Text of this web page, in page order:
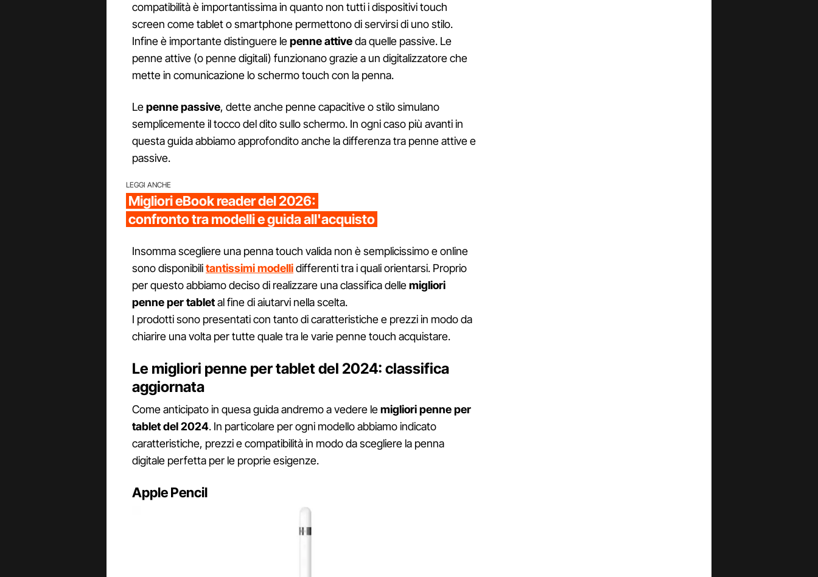
compatibilità è importantissima in quanto non tutti i dispositivi touch
screen come tablet o smartphone permettono di servirsi di uno stilo.
Infine è importante distinguere lepenne attiveda quelle passive. Le
penne attive (o penne digitali) funzionano grazie a un digitalizzatore che
mette in comunicazione lo schermo touch con la penna.
Lepenne passive, dette anche penne capacitive o stilo simulano
semplicemente il tocco del dito sullo schermo. In ogni caso più avanti in
questa guida abbiamo approfondito anche la differenza tra penne attive e
passive.
LEGGI ANCHE
Migliori eBook reader del 2026:
confronto tra modelli e guida all'acquisto
Insomma scegliere una penna touch valida non è semplicissimo e online
sono disponibilitantissimi modellidifferenti tra i quali orientarsi. Proprio
per questo abbiamo deciso di realizzare una classifica dellemigliori
penne per tabletal fine di aiutarvi nella scelta.
I prodotti sono presentati con tanto di caratteristiche e prezzi in modo da
chiarire una volta per tutte quale tra le varie penne touch acquistare.
Le migliori penne per tablet del 2024: classifica
aggiornata
Come anticipato in quesa guida andremo a vedere lemigliori penne per
tablet del 2024. In particolare per ogni modello abbiamo indicato
caratteristiche, prezzi e compatibilità in modo da scegliere la penna
digitale perfetta per le proprie esigenze.
Apple Pencil